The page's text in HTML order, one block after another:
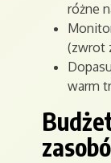
różne
(zwrot
warm